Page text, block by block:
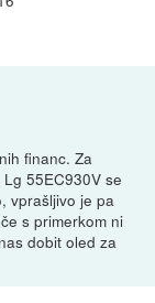
financ. Za
55EC930V se
vprašljivo je pa
s primerkom ni
dobit oled za